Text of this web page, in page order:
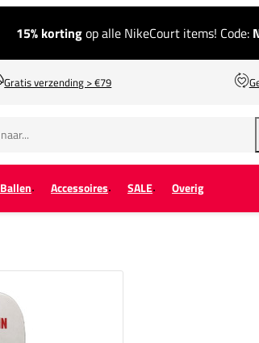
15% kortingop alle NikeCourt items! Code:
Gratis verzending > €79
Ballen Accessoires SALE Overig